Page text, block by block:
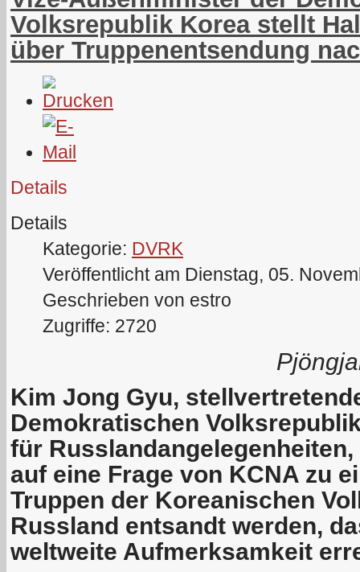
Volksrepublik Korea stellt
über Truppenentsendung
Details
Details
Kategorie: DVRK
Veröffentlicht am Dienstag, 05.
Geschrieben von estro
Zugriffe: 2720
Kim Jong Gyu,
Demokratischen
für
auf eine Frage von KCNA zu
Truppen der Koreanischen
Russland entsandt werden,
weltweite Aufmerksamkeit